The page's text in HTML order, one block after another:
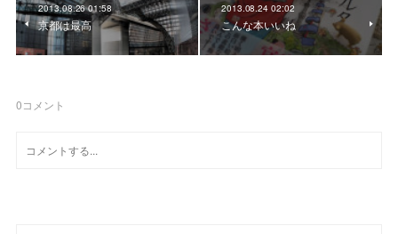
2013.08.26 01:58
京都は最高
2013.08.24 02:02
こんな本いいね
0コメント